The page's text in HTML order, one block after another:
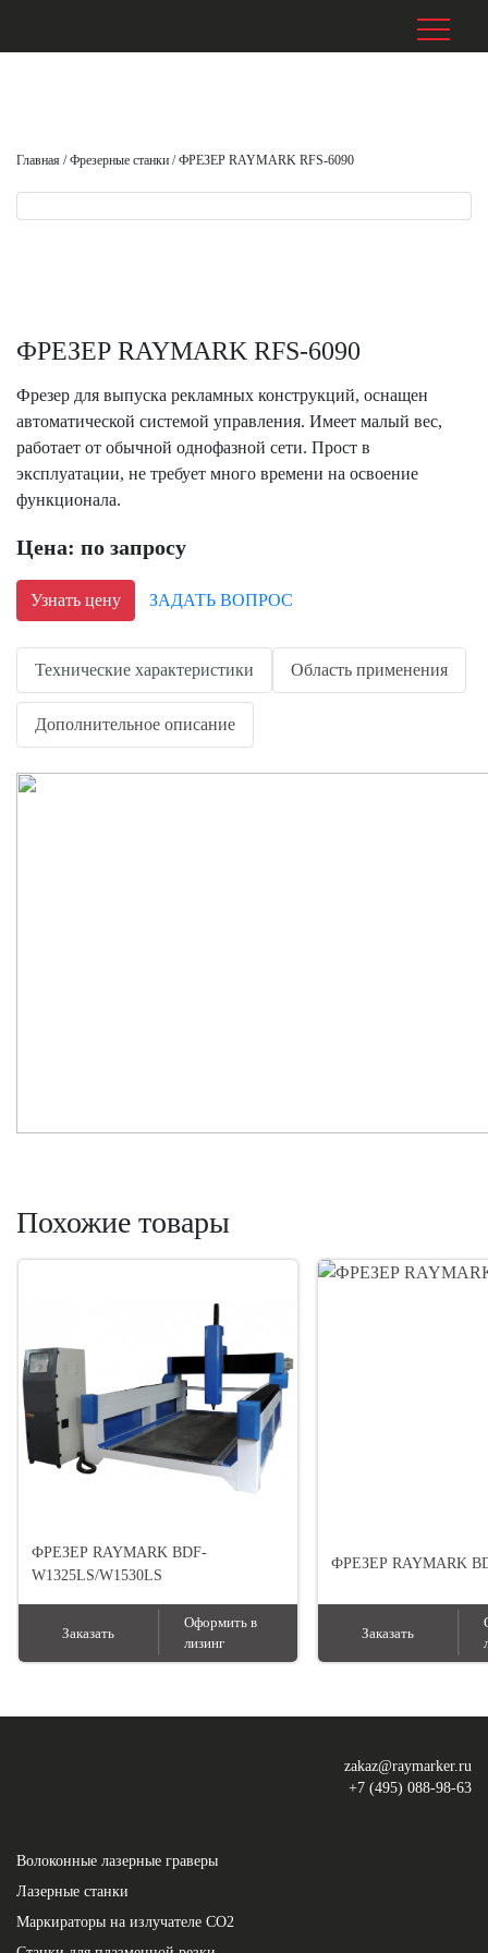
Главная / Фрезерные станки / ФРЕЗЕР RAYMARK RFS-6090
ФРЕЗЕР RAYMARK RFS-6090
Фрезер для выпуска рекламных конструкций, оснащен
автоматической системой управления. Имеет малый вес,
работает от обычной однофазной сети. Прост в
эксплуатации, не требует много времени на освоение
функционала.
Цена: по запросу
Узнать цену ЗАДАТЬ ВОПРОС
Технические характеристики Область применения
Дополнительное описание
Похожие товары
ФРЕЗЕР RAYMARK BDF-
W1325LS/W1530LS
Заказать
Оформить в
лизинг
ФРЕЗЕР RAYMARK
Заказать
zakaz@raymarker.ru
+7 (495) 088-98-63
Волоконные лазерные граверы
Лазерные станки
Маркираторы на излучателе СО2